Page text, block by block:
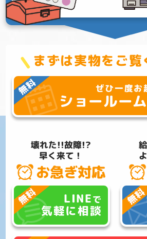
まずは実物をご覧
壊れた!!故障!?
早く来て！
お急ぎ対応
LINEで
気軽に相談
ぜひ一度お
ショールーム